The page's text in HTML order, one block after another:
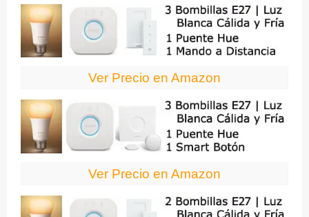
Ver Precio en Amazon
Ver Precio en Amazon